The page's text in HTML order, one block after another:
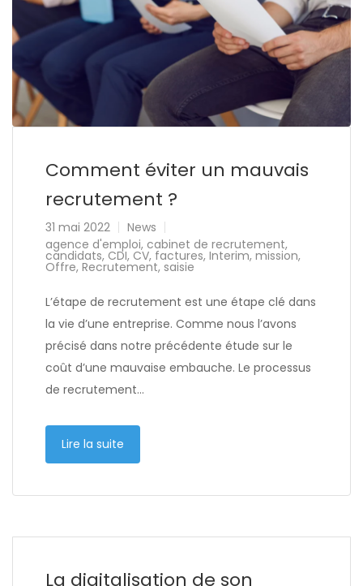
Comment éviter un mauvais
recrutement ?
31 mai 2022
News
agence d'emploi, cabinet de recrutement,
candidats, CDI, CV, factures, Interim, mission,
Offre, Recrutement, saisie
L’étape de recrutement est une étape clé dans
la vie d’une entreprise. Comme nous l’avons
précisé dans notre précédente étude sur le
coût d’une mauvaise embauche. Le processus
de recrutement…
Lire la suite
La digitalisation de son